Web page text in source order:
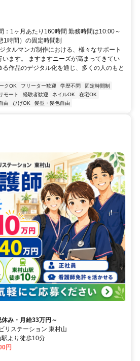
：1ヶ月あたり160時間 勤務時間は10:00～
1時間）の固定時間制
タルマンガ制作における、様々なサポート
ます。 ますますニーズが高まってきてい
作品のデジタル化を通じ、多くの人のもと
クOK フリーター歓迎 学歴不問
固定時間制
モート 経験者歓迎 ネイルOK
在宅OK
由 ひげOK 髪型・髪色自由
み・月給33万円～
リステーション 東村山
より徒歩10分
円